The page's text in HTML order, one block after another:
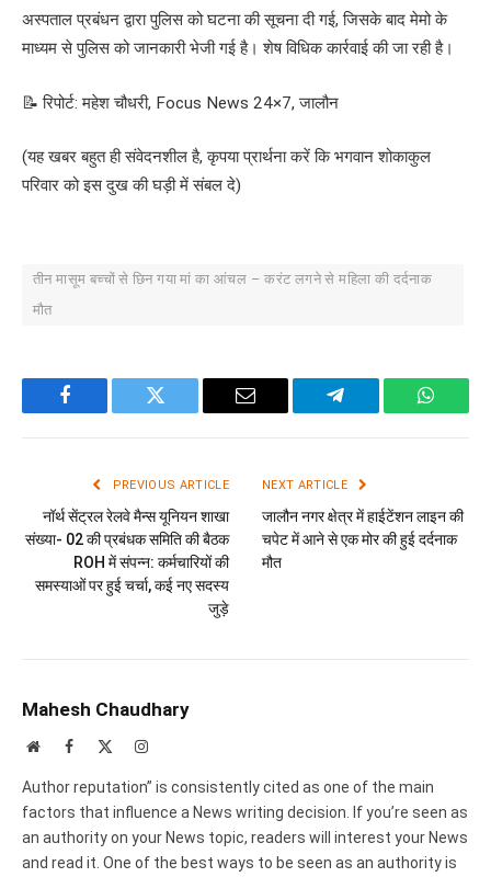
अस्पताल प्रबंधन द्वारा पुलिस को घटना की सूचना दी गई, जिसके बाद मेमो के
माध्यम से पुलिस को जानकारी भेजी गई है। शेष विधिक कार्रवाई की जा रही है।
📝 रिपोर्ट: महेश चौधरी, Focus News 24×7, जालौन
(यह खबर बहुत ही संवेदनशील है, कृपया प्रार्थना करें कि भगवान शोकाकुल
परिवार को इस दुख की घड़ी में संबल दे)
तीन मासूम बच्चों से छिन गया मां का आंचल – करंट लगने से महिला की दर्दनाक
मौत
Facebook Twitter Email Telegram
PREVIOUS ARTICLE
नॉर्थ सेंट्रल रेलवे मैन्स यूनियन शाखा
संख्या- 02 की प्रबंधक समिति की बैठक
ROH में संपन्न: कर्मचारियों की
समस्याओं पर हुई चर्चा, कई नए सदस्य
जुड़े
NEXT ARTICLE
जालौन नगर क्षेत्र में हाईटेंशन लाइन की
चपेट में आने से एक मोर की हुई दर्दनाक
मौत
Mahesh Chaudhary
WebsiteFacebook Instagram
Author reputation” is consistently cited as one of the main
factors that influence a News writing decision. If you’re seen as
an authority on your News topic, readers will interest your News
and read it. One of the best ways to be seen as an authority is